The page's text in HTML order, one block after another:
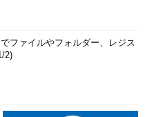
ファイルやフォルダー、レジス
2)